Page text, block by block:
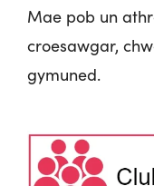
Mae pob un
croesawgar,
gymuned.